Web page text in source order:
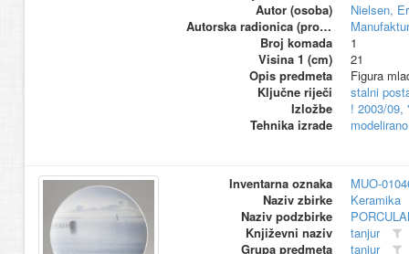
Autor (osoba)
Nielsen,
Autorska radionica (proizvođač)
Broj komada
1
Visina 1 (cm)
21
Opis predmeta
Figura
Ključne riječi
stalni
Izložbe
! 2003/09,
Tehnika izrade
modelirano
Inventarna oznaka
MUO-
Naziv zbirke
Keramika
Naziv podzbirke
Književni naziv
tanjur
Grupa predmeta
tanjur